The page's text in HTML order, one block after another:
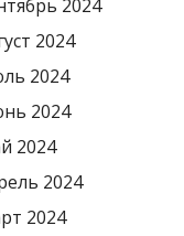
2024
2024
2024
2024
2024
2024
2024